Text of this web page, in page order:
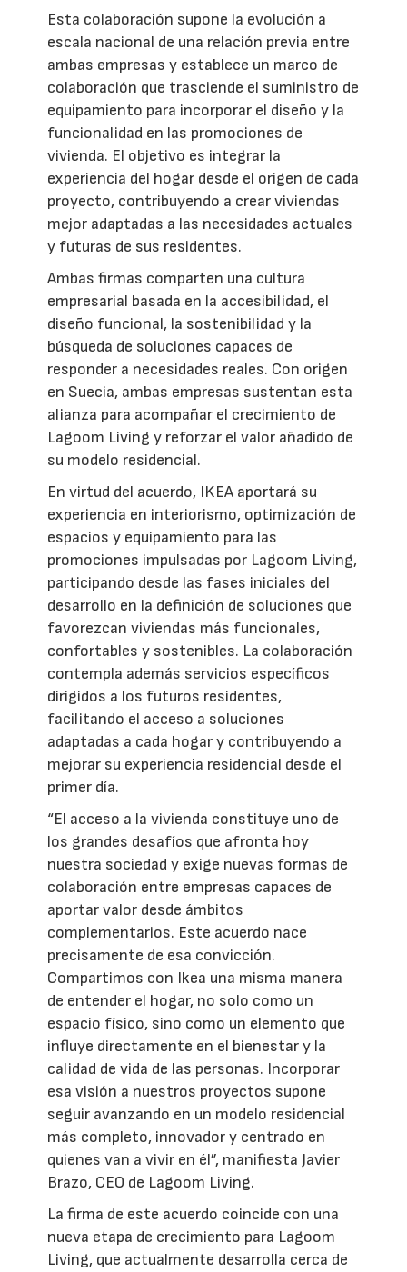
Esta colaboración supone la evolución a
escala nacional de una relación previa entre
ambas empresas y establece un marco de
colaboración que trasciende el suministro de
equipamiento para incorporar el diseño y la
funcionalidad en las promociones de
vivienda. El objetivo es integrar la
experiencia del hogar desde el origen de cada
proyecto, contribuyendo a crear viviendas
mejor adaptadas a las necesidades actuales
y futuras de sus residentes.
Ambas firmas comparten una cultura
empresarial basada en la accesibilidad, el
diseño funcional, la sostenibilidad y la
búsqueda de soluciones capaces de
responder a necesidades reales. Con origen
en Suecia, ambas empresas sustentan esta
alianza para acompañar el crecimiento de
Lagoom Living y reforzar el valor añadido de
su modelo residencial.
En virtud del acuerdo, IKEA aportará su
experiencia en interiorismo, optimización de
espacios y equipamiento para las
promociones impulsadas por Lagoom Living,
participando desde las fases iniciales del
desarrollo en la definición de soluciones que
favorezcan viviendas más funcionales,
confortables y sostenibles. La colaboración
contempla además servicios específicos
dirigidos a los futuros residentes,
facilitando el acceso a soluciones
adaptadas a cada hogar y contribuyendo a
mejorar su experiencia residencial desde el
primer día.
“El acceso a la vivienda constituye uno de
los grandes desafíos que afronta hoy
nuestra sociedad y exige nuevas formas de
colaboración entre empresas capaces de
aportar valor desde ámbitos
complementarios. Este acuerdo nace
precisamente de esa convicción.
Compartimos con Ikea una misma manera
de entender el hogar, no solo como un
espacio físico, sino como un elemento que
influye directamente en el bienestar y la
calidad de vida de las personas. Incorporar
esa visión a nuestros proyectos supone
seguir avanzando en un modelo residencial
más completo, innovador y centrado en
quienes van a vivir en él”, manifiesta Javier
Brazo, CEO de Lagoom Living.
La firma de este acuerdo coincide con una
nueva etapa de crecimiento para Lagoom
Living, que actualmente desarrolla cerca de